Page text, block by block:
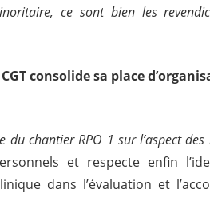
ce sont bien les
CGT consolide sa place
du chantier RPO 1 sur l’aspect
et respecte enfin
dans l’évaluation et